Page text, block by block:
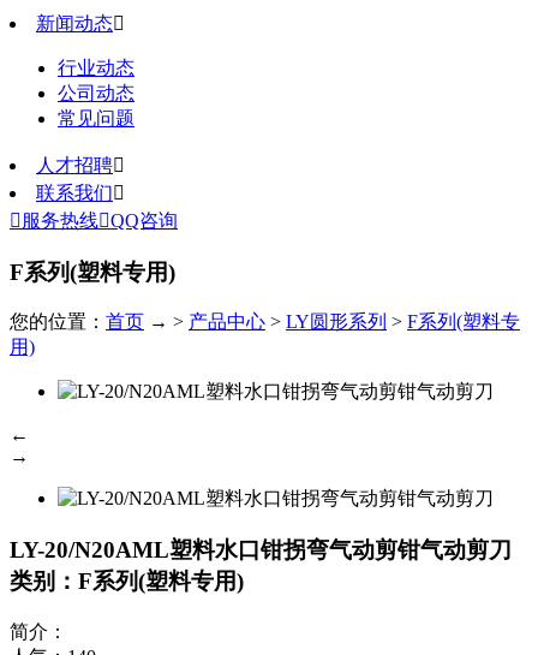
新闻动态
行业动态
公司动态
常见问题
人才招聘
联系我们
 服务热线QQ咨询
F系列(塑料专用)
您的位置： 首页 → > 产品中心 > LY圆形系列 > F系列(塑料专
用)
←
→
LY-20/N20AML塑料水口钳拐弯气动剪钳气动剪刀
类别：F系列(塑料专用)
简介：